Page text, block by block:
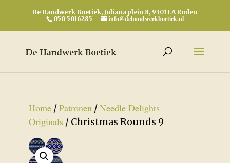
De Handwerk Boetiek, Julianaplein 8, 9301 LA Roden
050 5016285
info@dehandwerkboetiek.nl
Home/Patronen/Needle Delights
Originals / Christmas Rounds 9